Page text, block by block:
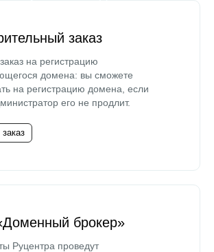
заказ
на регистрацию
домена: вы сможете
на регистрацию домена, если
его не продлит.
брокер»
Руцентра проведут